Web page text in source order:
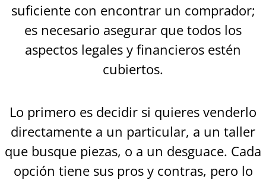
suficiente con encontrar un comprador;
es necesario asegurar que todos los
aspectos legales y financieros estén
cubiertos.
Lo primero es decidir si quieres venderlo
directamente a un particular, a un taller
que busque piezas, o a un desguace. Cada
opción tiene sus pros y contras, pero lo